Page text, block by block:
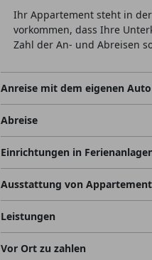
Ihr Appartement steht in
vorkommen, dass Ihre
Zahl der An- und Abreisen
Anreise mit dem eigenen Auto
Abreise
Einrichtungen in
Ausstattung von
Leistungen
Vor Ort zu zahlen